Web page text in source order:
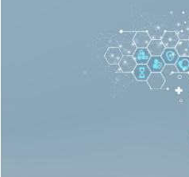
Выделение РНК и
Полиморфизмы
Биоинформатика